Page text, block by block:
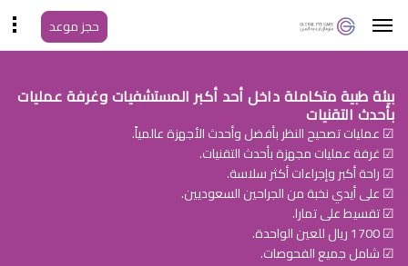
حجز موعد
بيئة طبية متكاملة داخل أحد أكبر المستشفيات وغرفة عمليات
بأحدث التقنيات
☑ عمليات تصحيح النظر بأفضل وأحدث الأجهزة عالمياً.
☑ غرفة عمليات مجهزة بأحدث التقنيات.
☑ راحة أكبر وإجراءات أكثر سلاسة.
☑ على أيدي نخبة من الجراحين السعوديين.
☑ تقسيط على تمارا.
☑ 1700 ريال للعين الواحدة.
☑ شامل جميع الفحوصات.